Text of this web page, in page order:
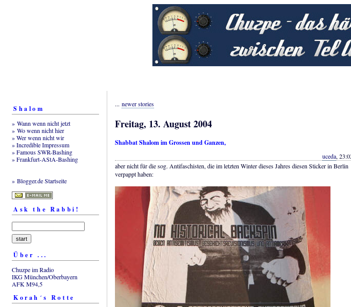
Shalom
» Wann wenn nicht jetzt
» Wo wenn nicht hier
» Wer wenn nicht wir
» Incredible Impressum
» Famous SWR-Bashing
» Frankfurt-AStA-Bashing
» Blogger.de Startseite
Ask the Rabbi!
Über ...
Chuzpe im Radio
IKG München/Oberbayern
AFK M94,5
Korah´s Rotte
... newer stories
Freitag, 13. August 2004
Shabbat Shalom im Grossen und Ganzen,
uceda,
aber nicht für die sog. Antifaschisten, die im letzten Winter dieses Jahres diesen Sticker in Berlin
verpappt haben: